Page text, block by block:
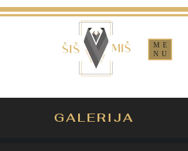
ME
NU
GALERIJA